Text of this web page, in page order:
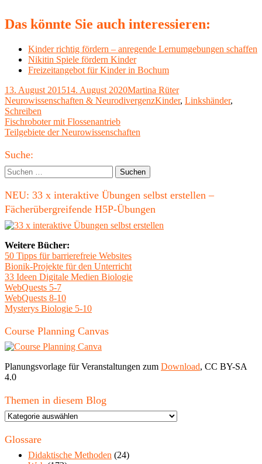
Das könnte Sie auch interessieren:
Kinder richtig fördern – anregende Lernumgebungen schaffen
Nikitin Spiele fördern Kinder
Freizeitangebot für Kinder in Bochum
Veröffentlicht
am
13. August 201514. August 2020Autor
Martina RüterKategorien
Neurowissenschaften & NeurodivergenzSchlagwörter
Kinder, Linkshänder,
Schreiben
Beitragsnavigation
Vorheriger
Beitrag:
Fischroboter mit Flossenantrieb
Nächster
Teilgebiete der Neurowissenschaften
Haupt-
Seitenleiste
Suche:
Suchen
nach:
NEU: 33 x interaktive Übungen selbst erstellen –
Fächerübergreifende H5P-Übungen
Weitere Bücher:
50 Tipps für barrierefreie Websites
Bionik-Projekte für den Unterricht
33 Ideen Digitale Medien Biologie
WebQuests 5-7
WebQuests 8-10
Mysterys Biologie 5-10
Course Planning Canvas
Planungsvorlage für Veranstaltungen zum Download, CC BY-SA
4.0
Themen in diesem Blog
Themen
diesem
Glossare
Didaktische Methoden (24)